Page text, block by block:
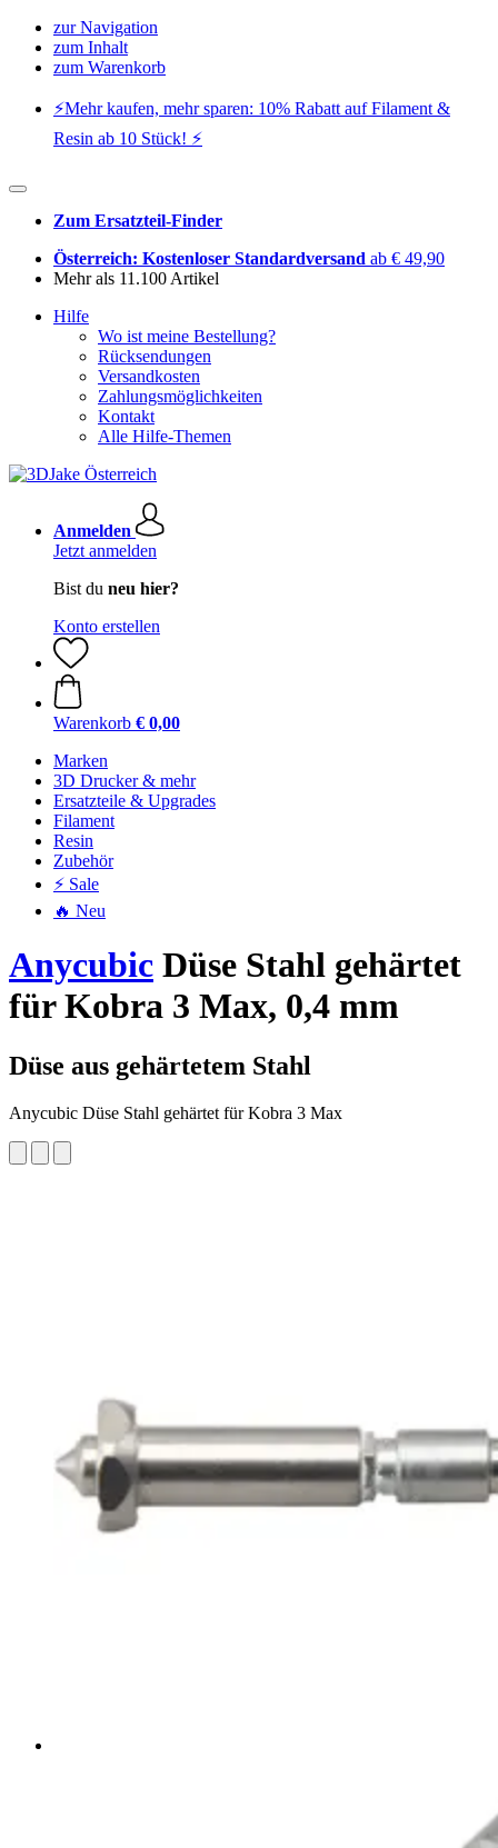
zur Navigation
zum Inhalt
zum Warenkorb
⚡️Mehr kaufen, mehr sparen: 10% Rabatt auf Filament &
Resin ab 10 Stück! ⚡️
Zum Ersatzteil-Finder
Österreich: Kostenloser Standardversand ab € 49,90
Mehr als 11.100 Artikel
Hilfe
Wo ist meine Bestellung?
Rücksendungen
Versandkosten
Zahlungsmöglichkeiten
Kontakt
Alle Hilfe-Themen
Anmelden
Jetzt anmelden
Bist du neu hier?
Konto erstellen
Warenkorb € 0,00
Marken
3D Drucker & mehr
Ersatzteile & Upgrades
Filament
Resin
Zubehör
⚡ Sale
🔥 Neu
Anycubic Düse Stahl gehärtet
für Kobra 3 Max, 0,4 mm
Düse aus gehärtetem Stahl
Anycubic Düse Stahl gehärtet für Kobra 3 Max